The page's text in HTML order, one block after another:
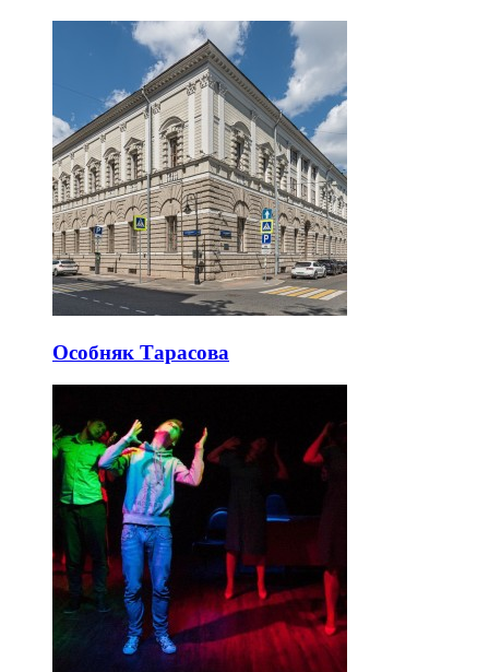
Особняк Тарасова